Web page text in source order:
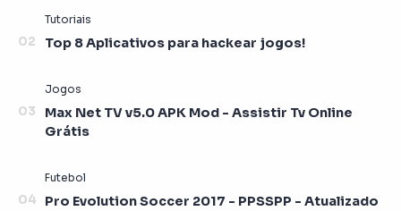
Top 8 Aplicativos para hackear jogos!
Max Net TV v5.0 APK Mod - Assistir Tv Online
Grátis
Pro Evolution Soccer 2017 - PPSSPP - Atualizado